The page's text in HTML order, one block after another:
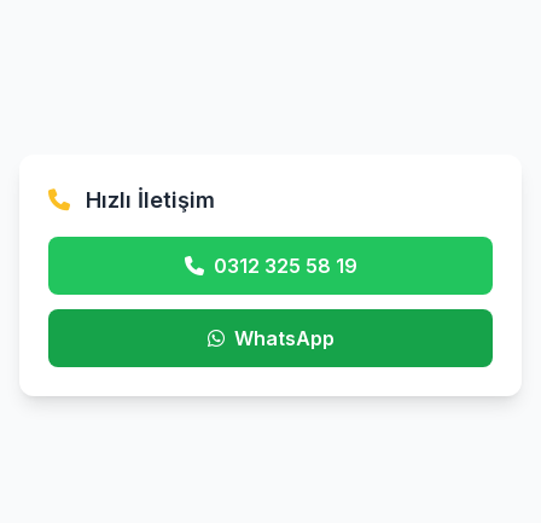
Hızlı İletişim
0312 325 58 19
WhatsApp